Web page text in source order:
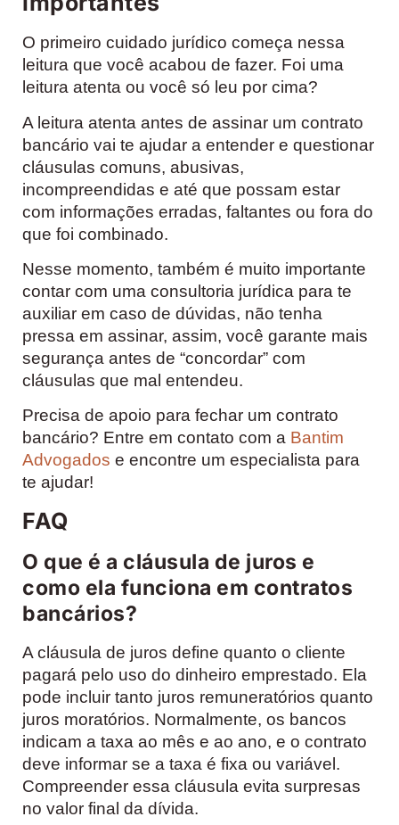
O primeiro cuidado jurídico começa nessa
leitura que você acabou de fazer. Foi uma
leitura atenta ou você só leu por cima?
A leitura atenta antes de assinar um contrato
bancário vai te ajudar a entender e questionar
cláusulas comuns, abusivas,
incompreendidas e até que possam estar
com informações erradas, faltantes ou fora do
que foi combinado.
Nesse momento, também é muito importante
contar com uma consultoria jurídica para te
auxiliar em caso de dúvidas, não tenha
pressa em assinar, assim, você garante mais
segurança antes de “concordar” com
cláusulas que mal entendeu.
Precisa de apoio para fechar um contrato
bancário? Entre em contato com a Bantim
Advogados e encontre um especialista para
te ajudar!
FAQ
O que é a cláusula de juros e
como ela funciona em contratos
bancários?
A cláusula de juros define quanto o cliente
pagará pelo uso do dinheiro emprestado. Ela
pode incluir tanto juros remuneratórios quanto
juros moratórios. Normalmente, os bancos
indicam a taxa ao mês e ao ano, e o contrato
deve informar se a taxa é fixa ou variável.
Compreender essa cláusula evita surpresas
no valor final da dívida.